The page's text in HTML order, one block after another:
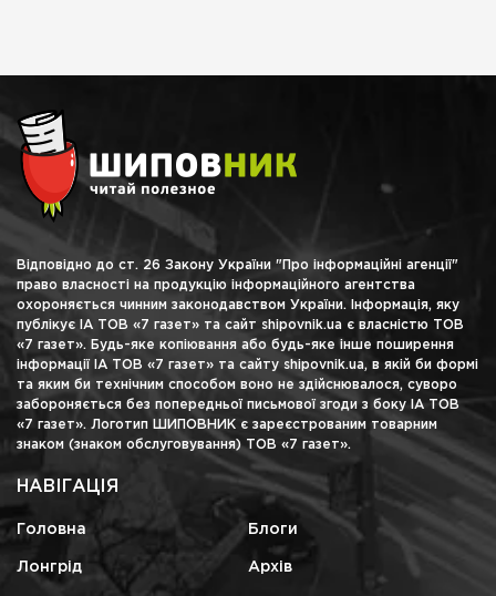
Відповідно до ст. 26 Закону України "Про інформаційні агенції"
право власності на продукцію інформаційного агентства
охороняється чинним законодавством України. Інформація, яку
публікує ІА ТОВ «7 газет» та сайт shipovnik.ua є власністю ТОВ
«7 газет». Будь-яке копіювання або будь-яке інше поширення
інформації ІА ТОВ «7 газет» та сайту shipovnik.ua, в якій би формі
та яким би технічним способом воно не здійснювалося, суворо
забороняється без попередньої письмової згоди з боку ІА ТОВ
«7 газет». Логотип ШИПОВНИК є зареєстрованим товарним
знаком (знаком обслуговування) ТОВ «7 газет».
НАВІГАЦІЯ
Головна Блоги
Лонгрід Архів